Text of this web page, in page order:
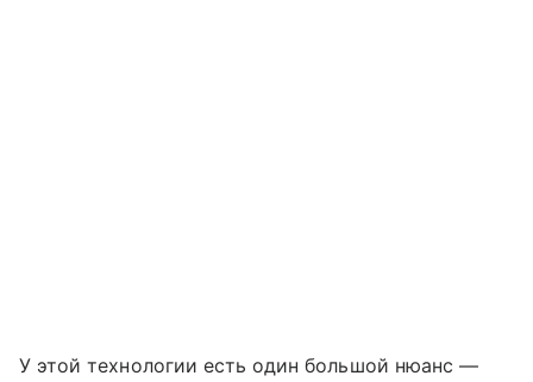
У этой технологии есть один большой нюанс —